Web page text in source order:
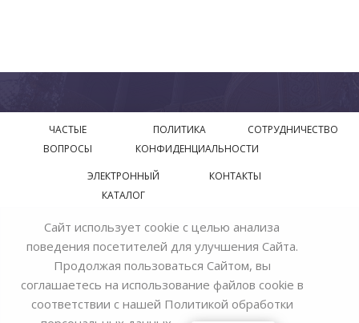
ЧАСТЫЕ
ВОПРОСЫ
ПОЛИТИКА
КОНФИДЕНЦИАЛЬНОСТИ
СОТРУДНИЧЕСТВО
ЭЛЕКТРОННЫЙ
КАТАЛОГ
КОНТАКТЫ
© 2018—2026 Официальный сайт завода производителя
Bohemia Ivele Crystal
Сайт использует cookie с целью анализа
поведения посетителей для улучшения Сайта.
Продолжая пользоваться Сайтом, вы
соглашаетесь на использование файлов cookie в
соответствии с нашей Политикой обработки